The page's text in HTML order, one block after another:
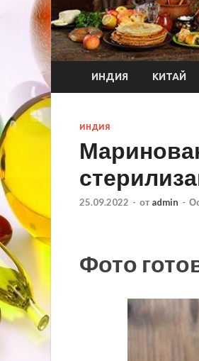
ИНДИЯ КИТАЙ
ИНДИЯ
25.09.2022 - от admin -
Фото